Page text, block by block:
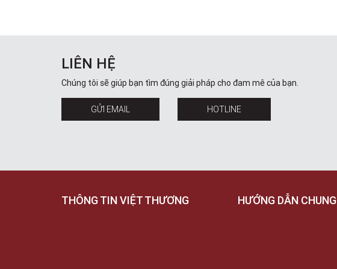
LIÊN HỆ
Chúng tôi sẽ giúp bạn tìm đúng giải pháp cho đam mê của bạn.
GỬI EMAIL HOTLINE
THÔNG TIN VIỆT THƯƠNG HƯỚNG DẪN CHUNG